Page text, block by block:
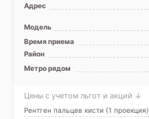
Адрес
Модель
Время приема
Район
Метро рядом
Цены с учетом льгот и акций ↓
Рентген пальцев кисти (1 проекция)